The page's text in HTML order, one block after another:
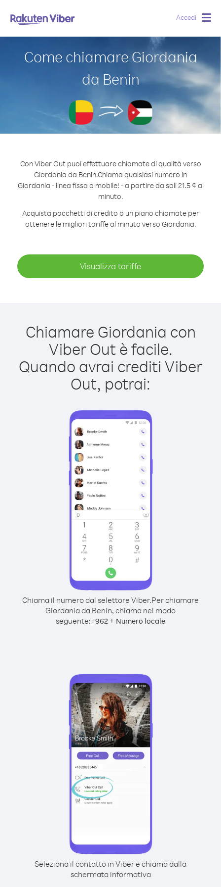
Accedi
Come chiamare Giordania
da Benin
Con Viber Out puoi effettuare chiamate di qualità verso
Giordania da Benin.Chiama qualsiasi numero in
Giordania - linea fissa o mobile! - a partire da soli 21.5 ¢ al
minuto.
Acquista pacchetti di credito o un piano chiamate per
ottenere le migliori tariffe al minuto verso Giordania.
Visualizza tariffe
Chiamare Giordania con
Viber Out è facile.
Quando avrai crediti Viber
Out, potrai:
Chiama il numero dal selettore Viber.Per chiamare
Giordania da Benin, chiama nel modo
seguente:+962 + Numero locale
Seleziona il contatto in Viber e chiama dalla
schermata informativa